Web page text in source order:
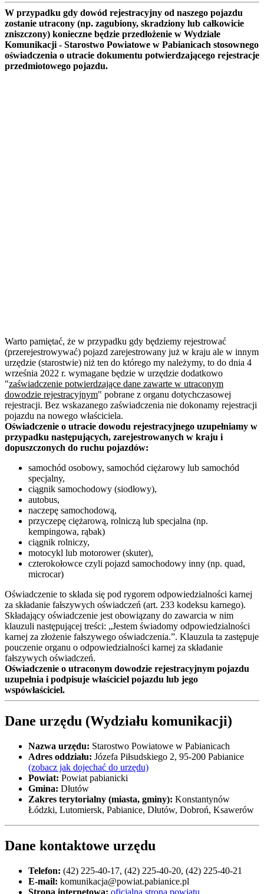
W przypadku gdy dowód rejestracyjny od naszego pojazdu
zostanie utracony (np. zagubiony, skradziony lub całkowicie
zniszczony) konieczne będzie przedłożenie w Wydziale
Komunikacji - Starostwo Powiatowe w Pabianicach stosownego
oświadczenia o utracie dokumentu potwierdzającego rejestracje
przedmiotowego pojazdu.
Warto pamiętać, że w przypadku gdy będziemy rejestrować
(przerejestrowywać) pojazd zarejestrowany już w kraju ale w innym
urzędzie (starostwie) niż ten do którego my należymy, to do dnia 4
września 2022 r. wymagane będzie w urzędzie dodatkowo
"zaświadczenie potwierdzające dane zawarte w utraconym
dowodzie rejestracyjnym" pobrane z organu dotychczasowej
rejestracji. Bez wskazanego zaświadczenia nie dokonamy rejestracji
pojazdu na nowego właściciela.
Oświadczenie o utracie dowodu rejestracyjnego uzupełniamy w
przypadku następujących, zarejestrowanych w kraju i
dopuszczonych do ruchu pojazdów:
samochód osobowy, samochód ciężarowy lub samochód
specjalny,
ciągnik samochodowy (siodłowy),
autobus,
naczepę samochodową,
przyczepę ciężarową, rolniczą lub specjalna (np.
kempingowa, rąbak)
ciągnik rolniczy,
motocykl lub motorower (skuter),
czterokołowce czyli pojazd samochodowy inny (np. quad,
microcar)
Oświadczenie to składa się pod rygorem odpowiedzialności karnej
za składanie fałszywych oświadczeń (art. 233 kodeksu karnego).
Składający oświadczenie jest obowiązany do zawarcia w nim
klauzuli następującej treści: „Jestem świadomy odpowiedzialności
karnej za złożenie fałszywego oświadczenia.”. Klauzula ta zastępuje
pouczenie organu o odpowiedzialności karnej za składanie
fałszywych oświadczeń.
Oświadczenie o utraconym dowodzie rejestracyjnym pojazdu
uzupełnia i podpisuje właściciel pojazdu lub jego
wspówłaściciel.
Dane urzędu (Wydziału komunikacji)
Nazwa urzędu: Starostwo Powiatowe w Pabianicach
Adres oddziału: Józefa Piłsudskiego 2, 95-200 Pabianice
(zobacz jak dojechać do urzędu)
Powiat: Powiat pabianicki
Gmina: Dłutów
Zakres terytorialny (miasta, gminy): Konstantynów
Łódzki, Lutomiersk, Pabianice, Dłutów, Dobroń, Ksawerów
Dane kontaktowe urzędu
Telefon: (42) 225-40-17, (42) 225-40-20, (42) 225-40-21
E-mail: komunikacja@powiat.pabianice.pl
Strona internetowa: oficjalna strona powiatu